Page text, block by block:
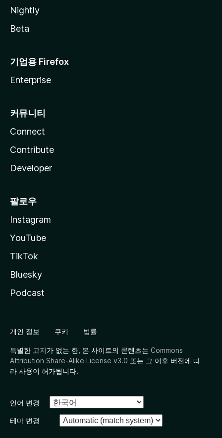
Nightly
Beta
기업용 Firefox
Enterprise
커뮤니티
Connect
Contribute
Developer
팔로우
Instagram
YouTube
TikTok
Bluesky
Podcast
개인 정보 쿠키 법률
특별한 고지가 없는 한, 본 사이트의 콘텐츠는 Commons
Attribution Share-Alike License v3.0 또는 그 이후 버전에 따
라 사용이 허가됩니다.
언어 변경
테마 변경